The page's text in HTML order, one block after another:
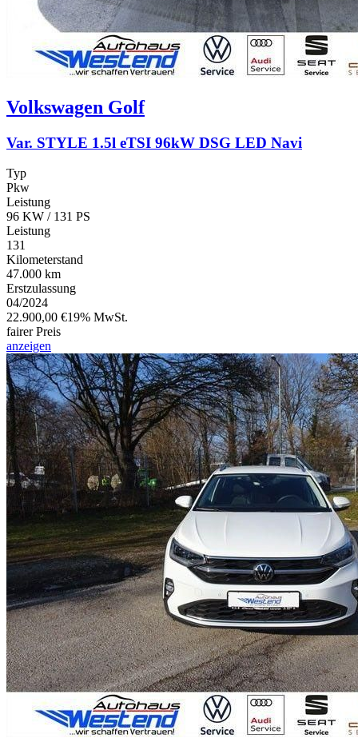
Volkswagen Golf
Var. STYLE 1.5l eTSI 96kW DSG LED Navi
Typ
Pkw
Leistung
96 KW / 131 PS
Leistung
131
Kilometerstand
47.000 km
Erstzulassung
04/2024
22.900,00 €19% MwSt.
fairer Preis
anzeigen